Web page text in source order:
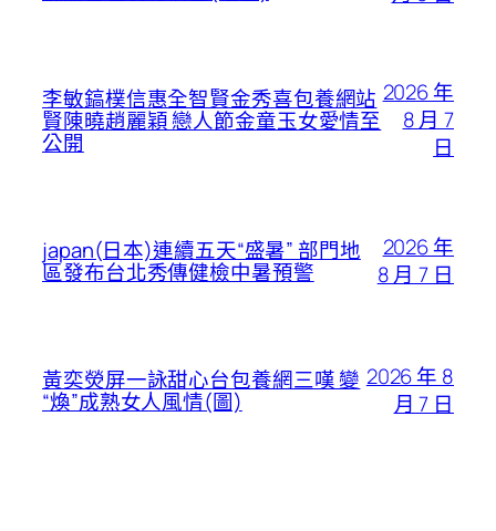
李敏鎬樸信惠全智賢金秀喜包養網站
賢陳曉趙麗穎 戀人節金童玉女愛情至
公開
2026 年
8 月 7
日
japan(日本)連續五天“盛暑” 部門地
區發布台北秀傳健檢中暑預警
2026 年
8 月 7 日
黃奕熒屏一詠甜心台包養網三嘆 變
“煥”成熟女人風情(圖)
2026 年 8
月 7 日